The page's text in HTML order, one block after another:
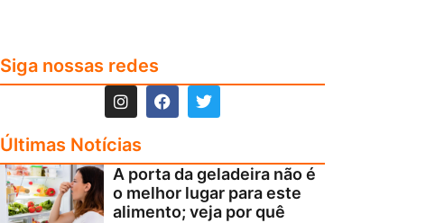
Siga nossas redes
Últimas Notícias
A porta da geladeira não é
o melhor lugar para este
alimento; veja por quê